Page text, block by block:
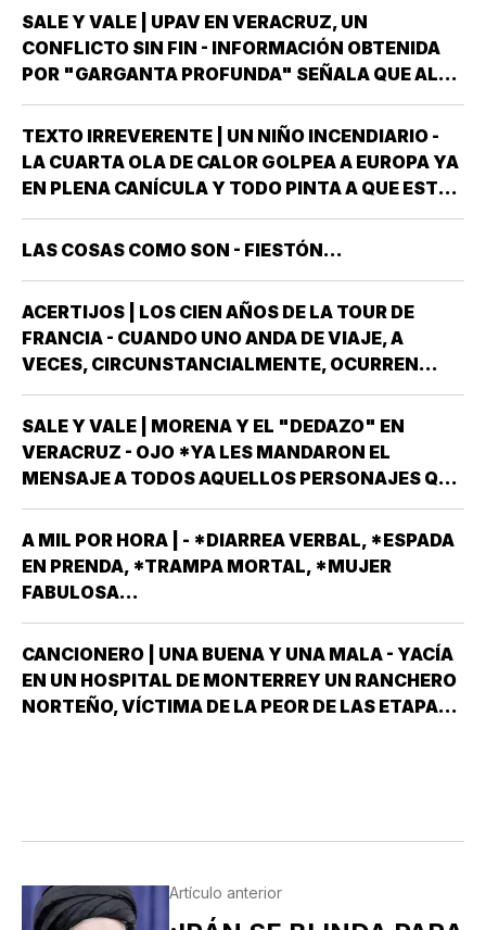
DEL PRESIDENTE DE MÉXICO, ESTUVE AHÍ
SOLAMENTE CUATRO VECES, TRES DE ELLAS EN
CALIDAD DE…
SALE Y VALE | UPAV EN VERACRUZ, UN
CONFLICTO SIN FIN - INFORMACIÓN OBTENIDA
POR "GARGANTA PROFUNDA" SEÑALA QUE AL
GOBIERNO DEL ESTADO *ESTÁ A PUNTO DE
"REVENTARLE" EL TEMA DE LA UNIVERSIDAD
POPULAR AUTÓNOMA DE VERACRUZ (UPAV) EN
LAS MANOS *Y NO ES…
TEXTO IRREVERENTE | UN NIÑO INCENDIARIO -
LA CUARTA OLA DE CALOR GOLPEA A EUROPA YA
EN PLENA CANÍCULA Y TODO PINTA A QUE ESTE
2026 SE UBICARÁ COMO EL PEOR DE LA HISTORIA
EN CUANTO A GOLPES CLIMÁTICOS *UNA OLA
LAS COSAS COMO SON - FIESTÓN...
ACERTIJOS | LOS CIEN AÑOS DE LA TOUR DE
FRANCIA - CUANDO UNO ANDA DE VIAJE, A
VECES, CIRCUNSTANCIALMENTE, OCURREN
COSAS QUE NO LLEVABAS PLANEADA *ME HAN
OCURRIDO ALGUNAS OCASIONES *AHORA
REMEMORO ESTA PORQUE TENEMOS A UN
MEXICANO EN EL TOP TEN DE…
SALE Y VALE | MORENA Y EL "DEDAZO" EN
VERACRUZ - OJO *YA LES MANDARON EL
MENSAJE A TODOS AQUELLOS PERSONAJES QUE
ASPIRAN A SER CANDIDATOS A DIPUTADOS
LOCALES, EN ALGUNO DE LOS 30 DISTRITOS QUE
HAY EN VERACRUZ POR EL PARTIDO MORENA,
DESPUÉS QUE NO…
A MIL POR HORA | - *DIARREA VERBAL, *ESPADA
EN PRENDA, *TRAMPA MORTAL, *MUJER
FABULOSA...
CANCIONERO | UNA BUENA Y UNA MALA - YACÍA
EN UN HOSPITAL DE MONTERREY UN RANCHERO
NORTEÑO, VÍCTIMA DE LA PEOR DE LAS ETAPAS
Artículo anterior